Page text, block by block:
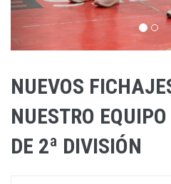
NUEVOS
NUESTRO
DE 2ª DIVISIÓN